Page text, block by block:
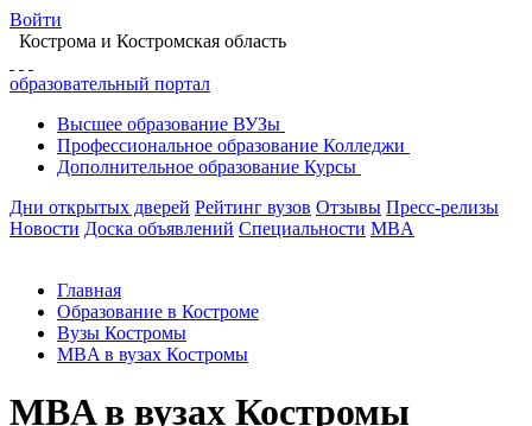
Войти
Кострома и Костромская область
образовательный портал
Высшее образование ВУЗы
Профессиональное образование Колледжи
Дополнительное образование Курсы
Дни открытых дверей Рейтинг вузов Отзывы Пресс-релизы
Новости Доска объявлений Специальности MBA
Главная
Образование в Костроме
Вузы Костромы
MBA в вузах Костромы
MBA в вузах Костромы